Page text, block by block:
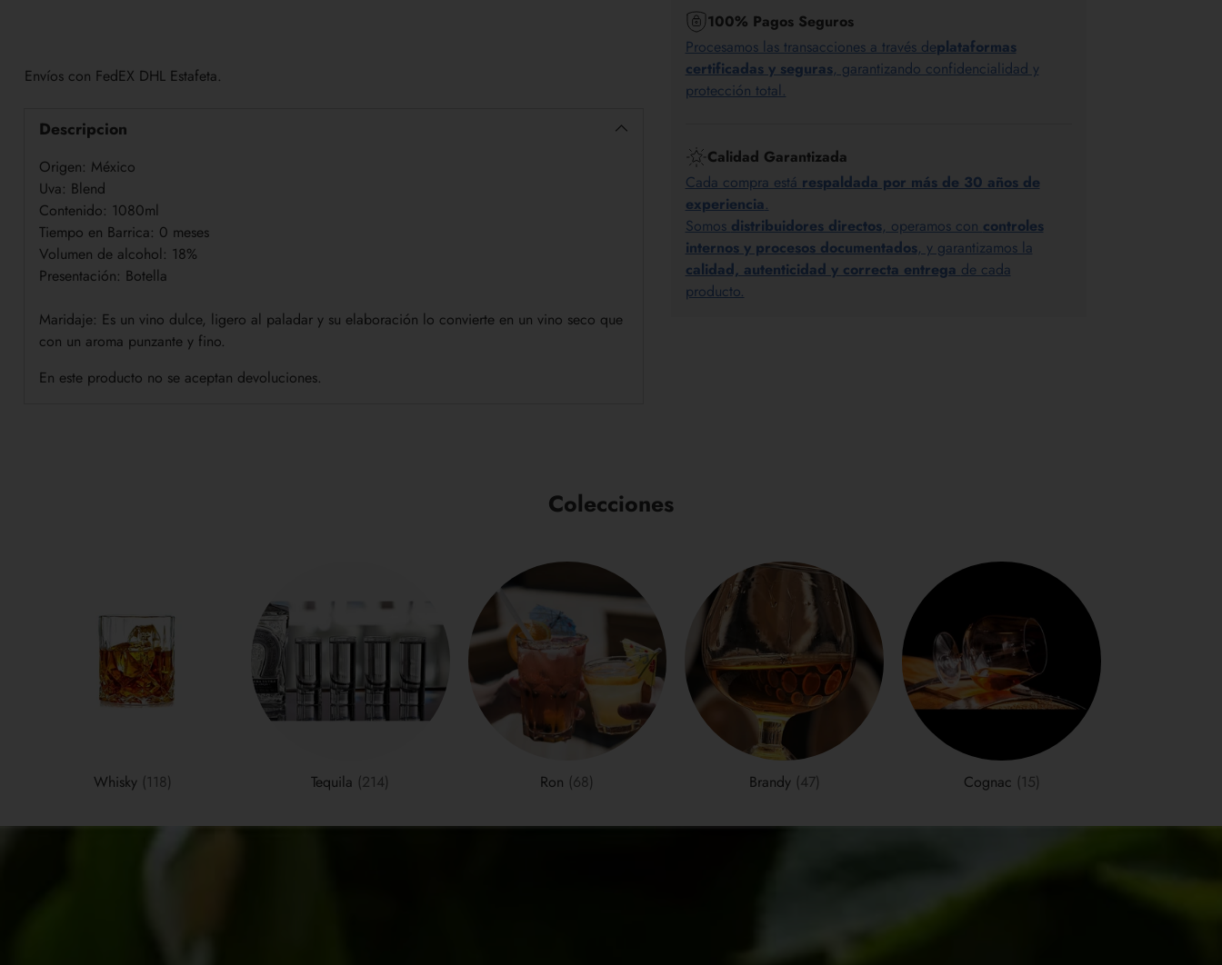
Envíos con FedEX DHL Estafeta.
Descripcion
Origen: México
Uva: Blend
Contenido: 1080ml
Tiempo en Barrica: 0 meses
Volumen de alcohol: 18%
Presentación: Botella
Maridaje: Es un vino dulce, ligero al paladar y su elaboración lo convierte en un vino seco que
con un aroma punzante y fino.
En este producto no se aceptan devoluciones.
100% Pagos Seguros
Procesamos las transacciones a través deplataformas
certificadas y seguras, garantizando confidencialidad y
protección total.
Calidad Garantizada
Cada compra está respaldada por más de 30 años de
experiencia.
Somos distribuidores directos, operamos con controles
internos y procesos documentados, y garantizamos la
calidad, autenticidad y correcta entrega de cada
producto.
Colecciones
Whisky (118) Tequila (214) Ron (68) Brandy (47) Cognac (15)